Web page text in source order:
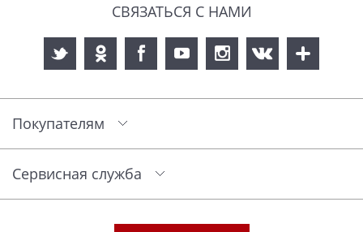
СВЯЗАТЬСЯ С НАМИ
Покупателям
Сервисная служба